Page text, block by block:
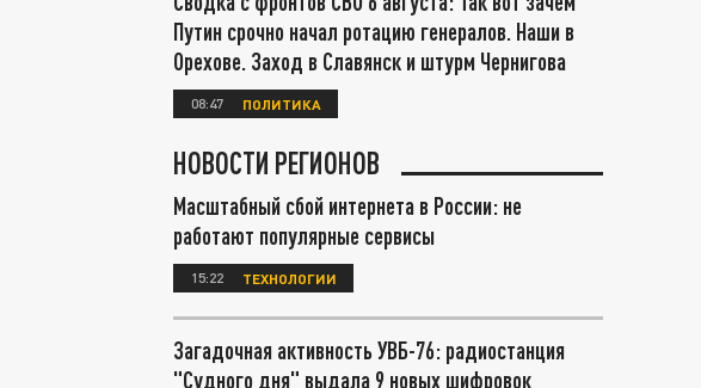
Путин срочно начал ротацию генералов. Наши в
Орехове. Заход в Славянск и штурм Чернигова
08:47 ПОЛИТИКА
НОВОСТИ РЕГИОНОВ
Масштабный сбой интернета в России: не
работают популярные сервисы
15:22 ТЕХНОЛОГИИ
Загадочная активность УВБ-76: радиостанция
"Судного дня" выдала 9 новых шифровок